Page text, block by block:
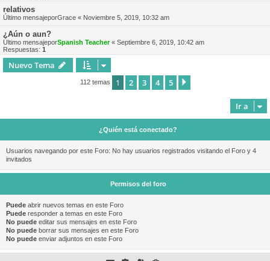
relativos
Último mensajeporGrace « Noviembre 5, 2019, 10:32 am
¿Aún o aun?
Último mensajeporSpanish Teacher« Septiembre 6, 2019, 10:42 am
Respuestas: 1
Nuevo Tema
112 temas 1 2 3 4 5
Ir a
¿Quién está conectado?
Usuarios navegando por este Foro: No hay usuarios registrados visitando el Foro y 4
invitados
Permisos del foro
Puede abrir nuevos temas en este Foro
Puede responder a temas en este Foro
No puede editar sus mensajes en este Foro
No puede borrar sus mensajes en este Foro
No puede enviar adjuntos en este Foro